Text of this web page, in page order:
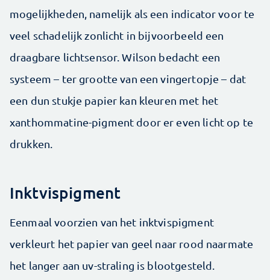
mogelijkheden, namelijk als een indicator voor te
veel schadelijk zonlicht in bijvoorbeeld een
draagbare lichtsensor. Wilson bedacht een
systeem – ter grootte van een vingertopje – dat
een dun stukje papier kan kleuren met het
xanthommatine-pigment door er even licht op te
drukken.
Inktvispigment
Eenmaal voorzien van het inktvispigment
verkleurt het papier van geel naar rood naarmate
het langer aan uv-straling is blootgesteld.